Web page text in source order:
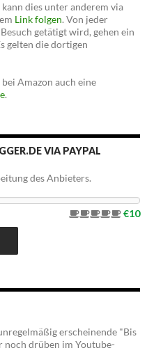
dies unter anderem via
Link folgen. Von jeder
getätigt wird, gehen ein
gelten die dortigen
Amazon auch eine
.
VIA PAYPAL
des Anbieters.
€10
erscheinende "Bis
noch drüben im Youtube-